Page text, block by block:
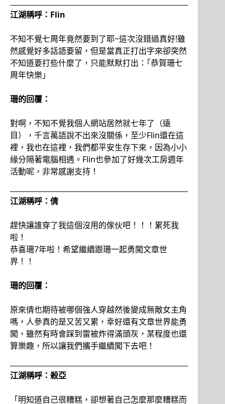
江湖稱呼：Flin
不知不覺七周年竟然要到了耶~這次沒錯過真好!雖
然感覺好多話語要留，但是當真正打出字來卻突然
不知道要打些什麼了，只能默默打出：｢恭賀珊七
周年快樂｣
珊的回覆：
對啊，不知不覺我個人網站居然就七年了（遠
目），千言萬語說不出來沒關係，至少Flin還在這
裡，我也在這裡，我們都平安生存下來，因為小小
緣分隔著電腦相遇。Flin也參加了好幾次工房週年
活動呢，非常感謝支持！
江湖稱呼：倩
趕快讓誰穿了我這個沒用的傢伙吧！！！累死我
啦！
恭喜珊7年啦！希望繼續跟珊一起勇闖文章世
界！！
珊的回覆：
原來倩也期待被哪個強人穿越然後變成無敵女主角
嗎，人參真的是又苦又累，幸好還有文章世界能勇
闖，雖然有時會踩到雷被炸得滿頭灰，某程度也還
算樂趣，所以讓我們攜手繼續闖下去吧！
江湖稱呼：殺亞
「明知道自己很糟糕，卻想著自己怎麼那麼糟糕而